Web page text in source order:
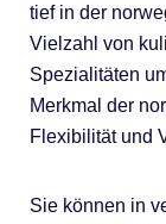
tief in der
Vielzahl von
Spezialitäten
Merkmal der
Flexibilität und
Sie können in